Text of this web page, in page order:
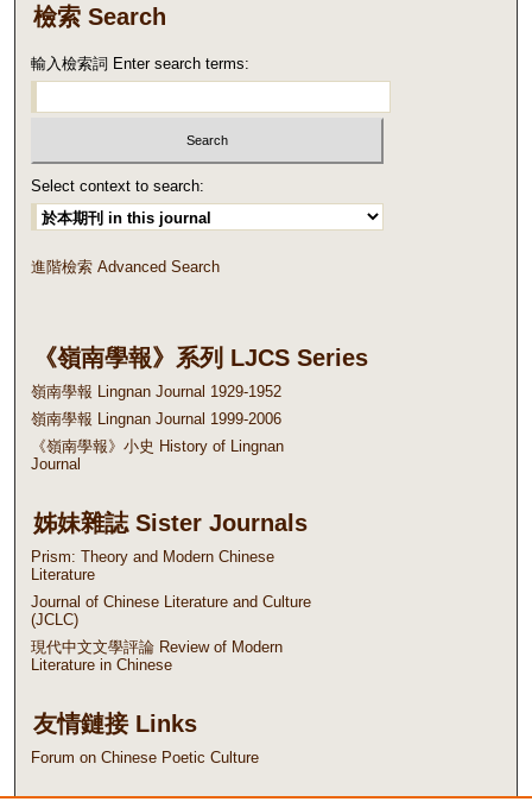
檢索 Search
輸入檢索詞 Enter search terms:
Select context to search:
進階檢索 Advanced Search
《嶺南學報》系列 LJCS Series
嶺南學報 Lingnan Journal 1929-1952
嶺南學報 Lingnan Journal 1999-2006
《嶺南學報》小史 History of Lingnan
Journal
姊妹雜誌 Sister Journals
Prism: Theory and Modern Chinese
Literature
Journal of Chinese Literature and Culture
(JCLC)
現代中文文學評論 Review of Modern
Literature in Chinese
友情鏈接 Links
Forum on Chinese Poetic Culture